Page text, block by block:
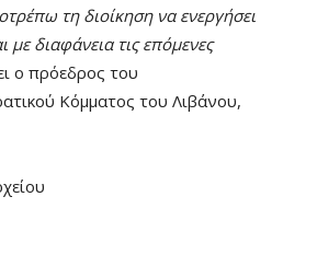
τη διοίκηση να ενεργήσει
με διαφάνεια τις επόμενες
ο πρόεδρος του
Κόμματος του Λιβάνου,